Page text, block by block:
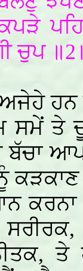
ਚੁਪ
ਹਨ
ਸਮੇਂ ਤੇ
ਬੱਚਾ
ਕਰਨਾ
ਤੇ